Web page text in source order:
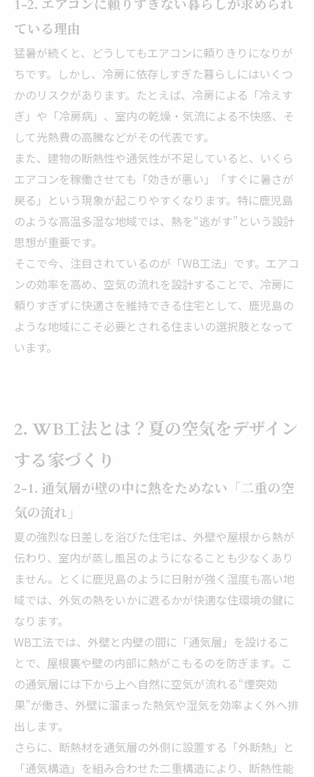
1-2. エアコンに頼りすぎない暮らしが求められ
ている理由
猛暑が続くと、どうしてもエアコンに頼りきりになりが
ちです。しかし、冷房に依存しすぎた暮らしにはいくつ
かのリスクがあります。たとえば、冷房による「冷えす
ぎ」や「冷房病」、室内の乾燥・気流による不快感、そ
して光熱費の高騰などがその代表です。
また、建物の断熱性や通気性が不足していると、いくら
エアコンを稼働させても「効きが悪い」「すぐに暑さが
戻る」という現象が起こりやすくなります。特に鹿児島
のような高温多湿な地域では、熱を“逃がす”という設計
思想が重要です。
そこで今、注目されているのが「WB工法」です。エアコ
ンの効率を高め、空気の流れを設計することで、冷房に
頼りすぎずに快適さを維持できる住宅として、鹿児島の
ような地域にこそ必要とされる住まいの選択肢となって
います。
2. WB工法とは？夏の空気をデザイン
する家づくり
2-1. 通気層が壁の中に熱をためない「二重の空
気の流れ」
夏の強烈な日差しを浴びた住宅は、外壁や屋根から熱が
伝わり、室内が蒸し風呂のようになることも少なくあり
ません。とくに鹿児島のように日射が強く湿度も高い地
域では、外気の熱をいかに遮るかが快適な住環境の鍵に
なります。
WB工法では、外壁と内壁の間に「通気層」を設けるこ
とで、屋根裏や壁の内部に熱がこもるのを防ぎます。こ
の通気層には下から上へ自然に空気が流れる“煙突効
果”が働き、外壁に溜まった熱気や湿気を効率よく外へ排
出します。
さらに、断熱材を通気層の外側に設置する「外断熱」と
「通気構造」を組み合わせた二重構造により、断熱性能